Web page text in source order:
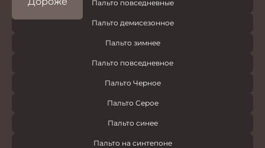
Пальто повседневные
Пальто демисезонное
Пальто зимнее
Пальто повседневное
Пальто Черное
Пальто Серое
Пальто синее
Пальто на синтепоне